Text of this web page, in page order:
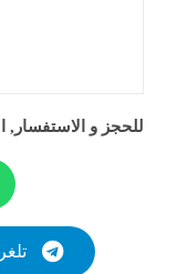
للحجز و الاستفسار,